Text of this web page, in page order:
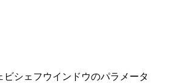
ビシェフウインドウのパラメータ